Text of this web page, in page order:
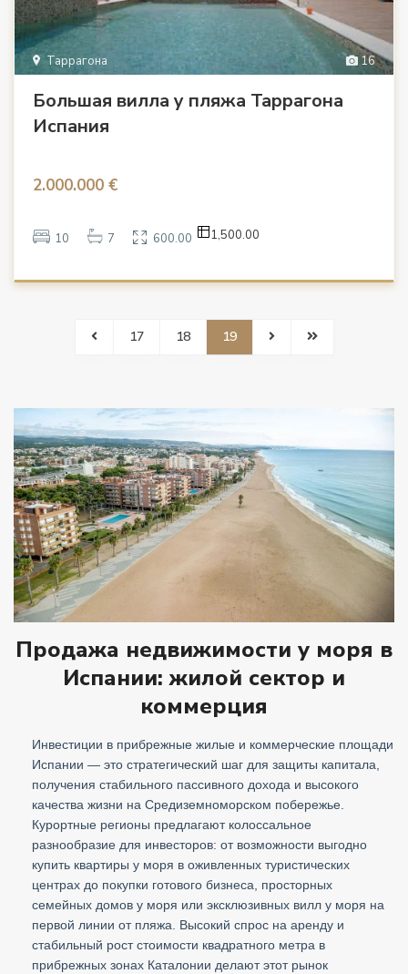
16
Таррагона
Большая вилла у пляжа Таррагона
Испания
2.000.000 €
10 7 600.00 1,500.00
17 18 19
Продажа недвижимости у моря в
Испании: жилой сектор и
коммерция
Инвестиции в прибрежные жилые и коммерческие площади
Испании — это стратегический шаг для защиты капитала,
получения стабильного пассивного дохода и высокого
качества жизни на Средиземноморском побережье.
Курортные регионы предлагают колоссальное
разнообразие для инвесторов: от возможности выгодно
купить квартиры у моря в оживленных туристических
центрах до покупки готового бизнеса, просторных
семейных домов у моря или эксклюзивных вилл у моря на
первой линии от пляжа. Высокий спрос на аренду и
стабильный рост стоимости квадратного метра в
прибрежных зонах Каталонии делают этот рынок